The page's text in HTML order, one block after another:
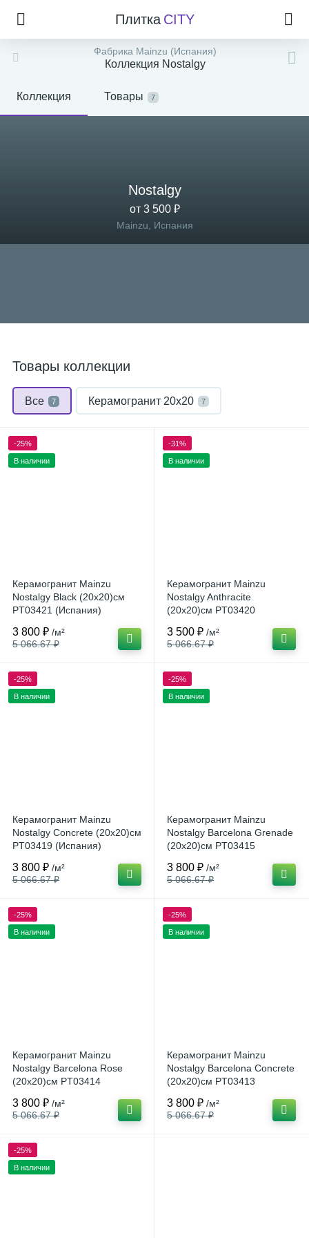
Плитка CITY
Фабрика Mainzu (Испания)
Коллекция Nostalgy
Коллекция Товары 7
Nostalgy
от 3 500 ₽
Mainzu, Испания
Товары коллекции
Все 7 Керамогранит 20x20 7
-25%
В наличии
Керамогранит Mainzu
Nostalgy Black (20x20)см
PT03421 (Испания)
3 800 ₽ /м²
5 066.67 ₽
-31%
В наличии
Керамогранит Mainzu
Nostalgy Anthracite
(20x20)см PT03420
3 500 ₽ /м²
5 066.67 ₽
-25%
В наличии
Керамогранит Mainzu
Nostalgy Concrete (20x20)см
PT03419 (Испания)
3 800 ₽ /м²
5 066.67 ₽
-25%
В наличии
Керамогранит Mainzu
Nostalgy Barcelona Grenade
(20x20)см PT03415
3 800 ₽ /м²
5 066.67 ₽
-25%
В наличии
Керамогранит Mainzu
Nostalgy Barcelona Rose
(20x20)см PT03414
3 800 ₽ /м²
5 066.67 ₽
-25%
В наличии
Керамогранит Mainzu
Nostalgy Barcelona Concrete
(20x20)см PT03413
3 800 ₽ /м²
5 066.67 ₽
-25%
В наличии